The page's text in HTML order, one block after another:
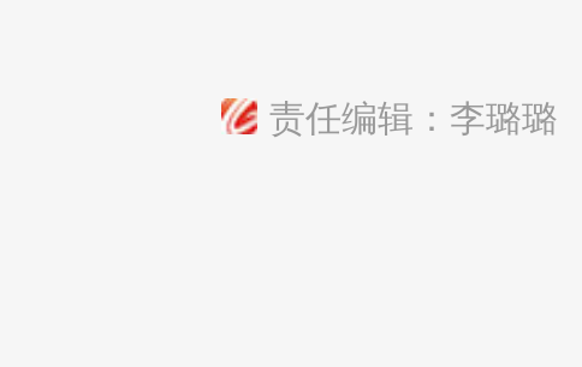
责任编辑：李璐璐